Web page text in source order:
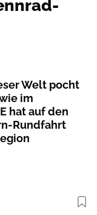
Welt pocht
im
hat auf den
Rundfahrt
Foto: Björn Hänssler